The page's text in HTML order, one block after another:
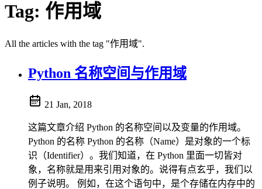
Tag: 作用域
All the articles with the tag "作用域".
Python 名称空间与作用域
21 Jan, 2018
这篇文章介绍 Python 的名称空间以及变量的作用域。
Python 的名称 Python 的名称（Name）是对象的一个标
识（Identifier）。我们知道，在 Python 里面一切皆对
象，名称就是用来引用对象的。说得有点玄乎，我们以
例子说明。 例如，在这个语句中，是个存储在内存中的